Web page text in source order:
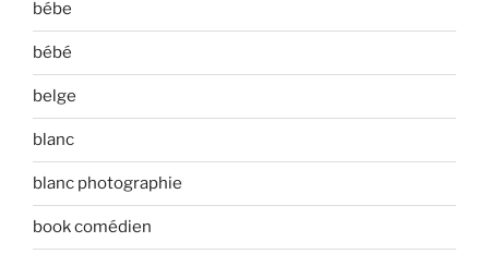
bébe
bébé
belge
blanc
blanc photographie
book comédien